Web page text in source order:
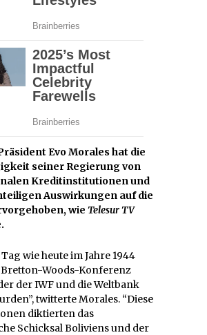
Evo Morales hat die
seiner Regierung von
Kreditinstitutionen und
Auswirkungen auf die
wie Telesur TV
wie heute im Jahre 1944
Bretton-Woods-Konferenz
der IWF und die Weltbank
twitterte Morales. “Diese
diktierten das
Schicksal Boliviens und der